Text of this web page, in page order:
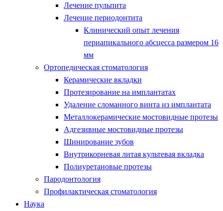
Лечение пульпита
Лечение периодонтита
Клинический опыт лечения
периапикального абсцесса размером 16
мм
Ортопедическая стоматология
Керамические вкладки
Протезирование на имплантатах
Удаление сломанного винта из имплантата
Металлокерамические мостовидные протезы
Адгезивные мостовидные протезы
Шинирование зубов
Внутрикорневая литая культевая вкладка
Полиуретановые протезы
Пародонтология
Профилактическая стоматология
Наука